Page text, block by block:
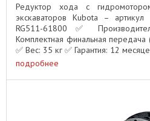
Редуктор хода с
экскаваторов Kubota –
RG511-61800 ✅
Комплектная финальная
✅ Вес: 35 кг ✅ Гарантия: 12
подробнее